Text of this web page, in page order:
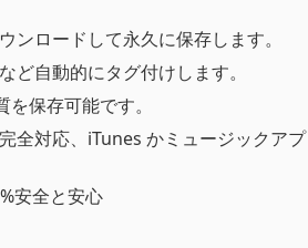
ロードして永久に保存します。
ど自動的にタグ付けします。
保存可能です。
全対応、iTunes かミュージックアプ
安全と安心